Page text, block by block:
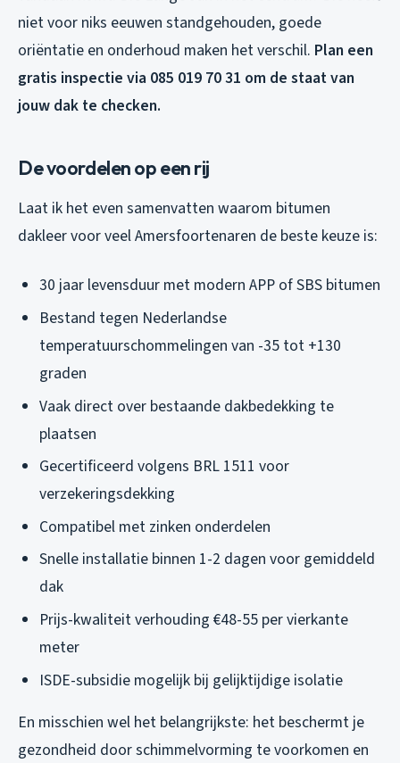
niet voor niks eeuwen standgehouden, goede
oriëntatie en onderhoud maken het verschil. Plan een
gratis inspectie via 085 019 70 31 om de staat van
jouw dak te checken.
De voordelen op een rij
Laat ik het even samenvatten waarom bitumen
dakleer voor veel Amersfoortenaren de beste keuze is:
30 jaar levensduur met modern APP of SBS bitumen
Bestand tegen Nederlandse
temperatuurschommelingen van -35 tot +130
graden
Vaak direct over bestaande dakbedekking te
plaatsen
Gecertificeerd volgens BRL 1511 voor
verzekeringsdekking
Compatibel met zinken onderdelen
Snelle installatie binnen 1-2 dagen voor gemiddeld
dak
Prijs-kwaliteit verhouding €48-55 per vierkante
meter
ISDE-subsidie mogelijk bij gelijktijdige isolatie
En misschien wel het belangrijkste: het beschermt je
gezondheid door schimmelvorming te voorkomen en